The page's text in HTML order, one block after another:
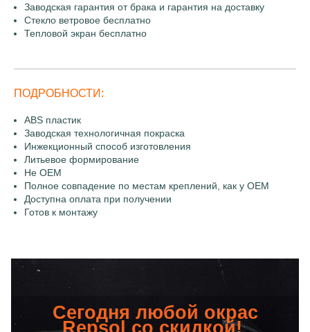
Заводская гарантия от брака и гарантия на доставку
Стекло ветровое бесплатно
Тепловой экран бесплатно
ПОДРОБНОСТИ:
ABS пластик
Заводская технологичная покраска
Инжекционный способ изготовления
Литьевое формирование
Не OEM
Полное совпадение по местам креплений, как у OEM
Доступна оплата при получении
Готов к монтажу
Сегодня любой окрас
Repsol со скидкой!